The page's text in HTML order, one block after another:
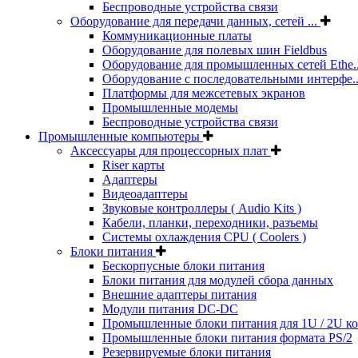
Беспроводные устройства связи
Оборудование для передачи данных, сетей ...
Коммуникационные платы
Оборудование для полевых шин Fieldbus
Оборудование для промышленных сетей
Оборудование с последовательными
Платформы для межсетевых экранов
Промышленные модемы
Беспроводные устройства связи
Промышленные компьютеры
Аксессуары для процессорных плат
Riser карты
Адаптеры
Видеоадаптеры
Звуковые контроллеры ( Audio Kits )
Кабели, планки, переходники, разъемы
Системы охлаждения CPU ( Coolers )
Блоки питания
Бескорпусные блоки питания
Блоки питания для модулей сбора данных
Внешние адаптеры питания
Модули питания DC-DC
Промышленные блоки питания для 1U / 2U
Промышленные блоки питания формата PS/2
Резервируемые блоки питания